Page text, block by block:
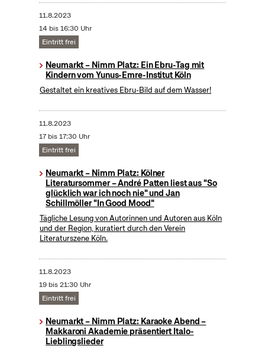
11.8.2023
14 bis 16:30 Uhr
Eintritt frei
Neumarkt – Nimm Platz: Ein Ebru-Tag mit
Kindern vom Yunus-Emre-Institut Köln
Gestaltet ein kreatives Ebru-Bild auf dem Wasser!
11.8.2023
17 bis 17:30 Uhr
Eintritt frei
Neumarkt – Nimm Platz: Kölner
Literatursommer – André Patten liest aus "So
glücklich war ich noch nie" und Jan
Schillmöller "In Good Mood"
Tägliche Lesung von Autorinnen und Autoren aus Köln
und der Region, kuratiert durch den Verein
Literaturszene Köln.
11.8.2023
19 bis 21:30 Uhr
Eintritt frei
Neumarkt – Nimm Platz: Karaoke Abend –
Makkaroni Akademie präsentiert Italo-
Lieblingslieder